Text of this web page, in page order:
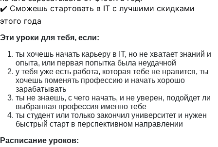
✔️ Сможешь стартовать в IT с лучшими скидками
этого года
Эти уроки для тебя, если:
ты хочешь начать карьеру в IT, но не хватает знаний и
опыта, или первая попытка была неудачной
у тебя уже есть работа, которая тебе не нравится, ты
хочешь поменять профессию и начать хорошо
зарабатывать
ты не знаешь, с чего начать, и не уверен, подойдет ли
выбранная профессия именно тебе
ты студент или только закончил университет и нужен
быстрый старт в перспективном направлении
Расписание уроков: